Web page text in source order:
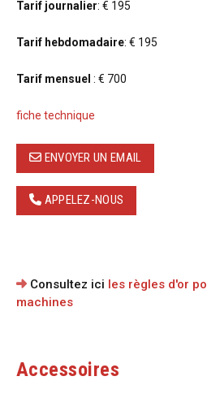
Tarif journalier: € 195
Tarif hebdomadaire: € 195
Tarif mensuel : € 700
fiche technique
ENVOYER UN EMAIL
APPELEZ-NOUS
Consultez ici les règles d'or
machines
Accessoires